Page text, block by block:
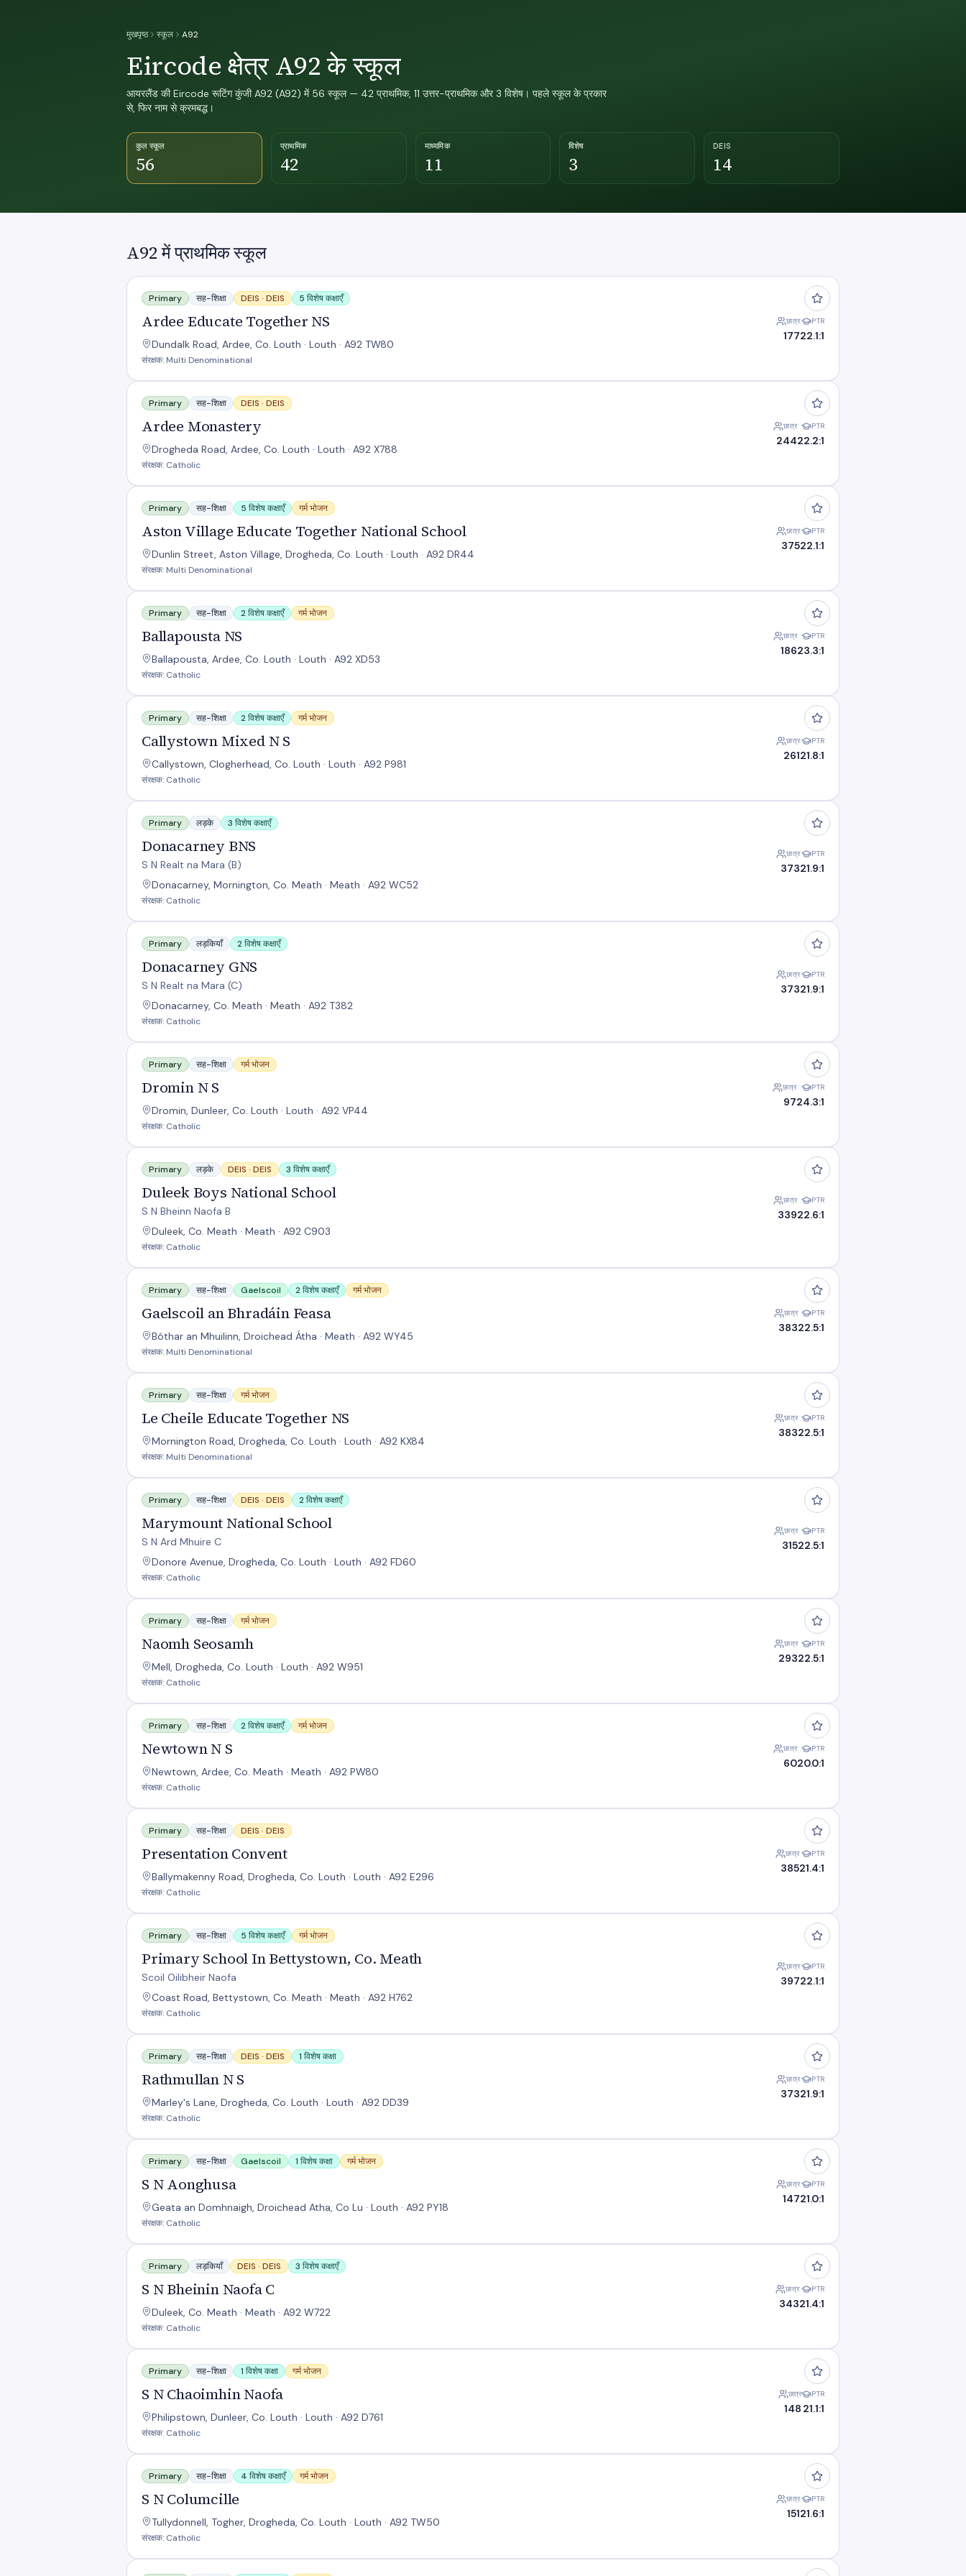
मुखपृष्ठ स्कूल A92
Eircode क्षेत्र A92 के स्कूल
आयरलैंड की Eircode रूटिंग कुंजी A92 (A92) में 56 स्कूल — 42 प्राथमिक, 11 उत्तर-प्राथमिक और 3 विशेष। पहले स्कूल के प्रकार
से, फिर नाम से क्रमबद्ध।
कुल स्कूल
56
प्राथमिक
42
माध्यमिक
11
विशेष
3
DEIS
14
A92 में प्राथमिक स्कूल
Ardee Educate Together NS
Primary सह-शिक्षा DEIS · DEIS 5 विशेष कक्षाएँ
Ardee Educate Together NS
Dundalk Road, Ardee, Co. Louth · Louth · A92 TW80
संरक्षक: Multi Denominational
छात्र
177
PTR
22.1:1
Ardee Monastery
Primary सह-शिक्षा DEIS · DEIS
Ardee Monastery
Drogheda Road, Ardee, Co. Louth · Louth · A92 X788
संरक्षक: Catholic
छात्र
244
PTR
22.2:1
Aston Village Educate Together National School
Primary सह-शिक्षा 5 विशेष कक्षाएँ गर्म भोजन
Aston Village Educate Together National School
Dunlin Street, Aston Village, Drogheda, Co. Louth · Louth · A92 DR44
संरक्षक: Multi Denominational
छात्र
375
PTR
22.1:1
Ballapousta NS
Primary सह-शिक्षा 2 विशेष कक्षाएँ गर्म भोजन
Ballapousta NS
Ballapousta, Ardee, Co. Louth · Louth · A92 XD53
संरक्षक: Catholic
छात्र
186
PTR
23.3:1
Callystown Mixed N S
Primary सह-शिक्षा 2 विशेष कक्षाएँ गर्म भोजन
Callystown Mixed N S
Callystown, Clogherhead, Co. Louth · Louth · A92 P981
संरक्षक: Catholic
छात्र
261
PTR
21.8:1
Donacarney BNS
Primary लड़के 3 विशेष कक्षाएँ
Donacarney BNS
S N Realt na Mara (B)
Donacarney, Mornington, Co. Meath · Meath · A92 WC52
संरक्षक: Catholic
छात्र
373
PTR
21.9:1
Donacarney GNS
Primary लड़कियाँ 2 विशेष कक्षाएँ
Donacarney GNS
S N Realt na Mara (C)
Donacarney, Co. Meath · Meath · A92 T382
संरक्षक: Catholic
छात्र
373
PTR
21.9:1
Dromin N S
Primary सह-शिक्षा गर्म भोजन
Dromin N S
Dromin, Dunleer, Co. Louth · Louth · A92 VP44
संरक्षक: Catholic
छात्र
97
PTR
24.3:1
Duleek Boys National School
Primary लड़के DEIS · DEIS 3 विशेष कक्षाएँ
Duleek Boys National School
S N Bheinn Naofa B
Duleek, Co. Meath · Meath · A92 C903
संरक्षक: Catholic
छात्र
339
PTR
22.6:1
Gaelscoil an Bhradáin Feasa
Primary सह-शिक्षा Gaelscoil 2 विशेष कक्षाएँ गर्म भोजन
Gaelscoil an Bhradáin Feasa
Bóthar an Mhuilinn, Droichead Átha · Meath · A92 WY45
संरक्षक: Multi Denominational
छात्र
383
PTR
22.5:1
Le Cheile Educate Together NS
Primary सह-शिक्षा गर्म भोजन
Le Cheile Educate Together NS
Mornington Road, Drogheda, Co. Louth · Louth · A92 KX84
संरक्षक: Multi Denominational
छात्र
383
PTR
22.5:1
Marymount National School
Primary सह-शिक्षा DEIS · DEIS 2 विशेष कक्षाएँ
Marymount National School
S N Ard Mhuire C
Donore Avenue, Drogheda, Co. Louth · Louth · A92 FD60
संरक्षक: Catholic
छात्र
315
PTR
22.5:1
Naomh Seosamh
Primary सह-शिक्षा गर्म भोजन
Naomh Seosamh
Mell, Drogheda, Co. Louth · Louth · A92 W951
संरक्षक: Catholic
छात्र
293
PTR
22.5:1
Newtown N S
Primary सह-शिक्षा 2 विशेष कक्षाएँ गर्म भोजन
Newtown N S
Newtown, Ardee, Co. Meath · Meath · A92 PW80
संरक्षक: Catholic
छात्र
60
PTR
20.0:1
Presentation Convent
Primary सह-शिक्षा DEIS · DEIS
Presentation Convent
Ballymakenny Road, Drogheda, Co. Louth · Louth · A92 E296
संरक्षक: Catholic
छात्र
385
PTR
21.4:1
Primary School In Bettystown, Co. Meath
Primary सह-शिक्षा 5 विशेष कक्षाएँ गर्म भोजन
Primary School In Bettystown, Co. Meath
Scoil Oilibheir Naofa
Coast Road, Bettystown, Co. Meath · Meath · A92 H762
संरक्षक: Catholic
छात्र
397
PTR
22.1:1
Rathmullan N S
Primary सह-शिक्षा DEIS · DEIS 1 विशेष कक्षा
Rathmullan N S
Marley's Lane, Drogheda, Co. Louth · Louth · A92 DD39
संरक्षक: Catholic
छात्र
373
PTR
21.9:1
S N Aonghusa
Primary सह-शिक्षा Gaelscoil 1 विशेष कक्षा गर्म भोजन
S N Aonghusa
Geata an Domhnaigh, Droichead Atha, Co Lu · Louth · A92 PY18
संरक्षक: Catholic
छात्र
147
PTR
21.0:1
S N Bheinin Naofa C
Primary लड़कियाँ DEIS · DEIS 3 विशेष कक्षाएँ
S N Bheinin Naofa C
Duleek, Co. Meath · Meath · A92 W722
संरक्षक: Catholic
छात्र
343
PTR
21.4:1
S N Chaoimhin Naofa
Primary सह-शिक्षा 1 विशेष कक्षा गर्म भोजन
S N Chaoimhin Naofa
Philipstown, Dunleer, Co. Louth · Louth · A92 D761
संरक्षक: Catholic
छात्र
148
PTR
21.1:1
S N Columcille
Primary सह-शिक्षा 4 विशेष कक्षाएँ गर्म भोजन
S N Columcille
Tullydonnell, Togher, Drogheda, Co. Louth · Louth · A92 TW50
संरक्षक: Catholic
छात्र
151
PTR
21.6:1
S N Dun Uabhair